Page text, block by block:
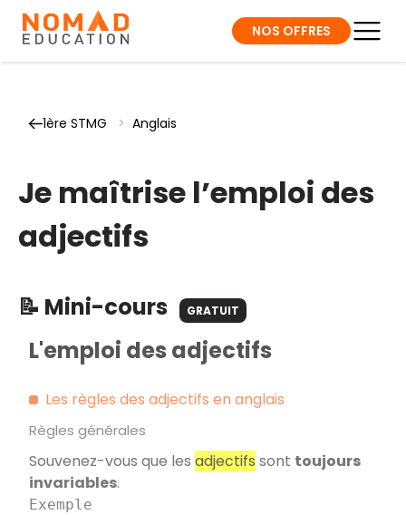
NOS OFFRES
1ère STMG > Anglais
Je maîtrise l’emploi des
adjectifs
📝 Mini-cours GRATUIT
L'emploi des adjectifs
Les règles des adjectifs en anglais
Règles générales
Souvenez-vous que les adjectifs sont toujours
invariables.
Exemple